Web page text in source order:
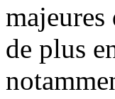
de plus